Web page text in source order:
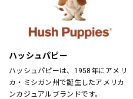
ハッシュパピー
ハッシュパピーは、1958年にアメリ
カ・ミシガン州で誕生したアメリカ
ンカジュアルブランドです。